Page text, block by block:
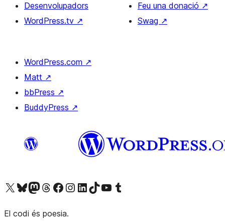
Desenvolupadors
WordPress.tv ↗
Feu una donació ↗
Swag ↗
WordPress.com ↗
Matt ↗
bbPress ↗
BuddyPress ↗
Visiteu el nostre compte X (abans Twitter)
Visiteu el nostre compte de Bluesky
Visiteu el nostre compte al Mastodon
Visiteu el nostre compte de Threads
Visiteu la nostra pàgina al Facebook
Visiteu el nostre compte d'Instagram
Visiteu el nostre compte de LinkedIn
Visiteu el nostre compte de TikTok
Visiteu el nostre canal al YouTube
Visiteu el nostre compte de Tumblr
El codi és poesia.